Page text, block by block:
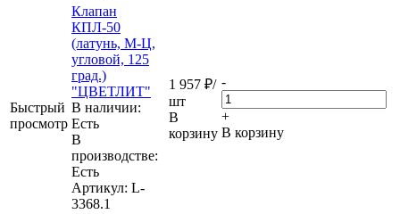
Быстрый
просмотр
Клапан
КПЛ-50
(латунь, М-Ц,
угловой, 125
град.)
"ЦВЕТЛИТ"
В наличии:
Eсть
В
производстве:
Есть
Артикул: L-
3368.1
1 957 ₽/
шт
В
корзину
-
+
В корзину